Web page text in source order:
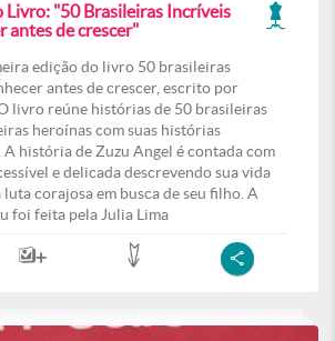
Livro: "50 Brasileiras Incríveis
antes de crescer"
edição do livro 50 brasileiras
antes de crescer, escrito por
livro reúne histórias de 50 brasileiras
heroínas com suas histórias
história de Zuzu Angel é contada com
e delicada descrevendo sua vida
corajosa em busca de seu filho. A
foi feita pela Julia Lima